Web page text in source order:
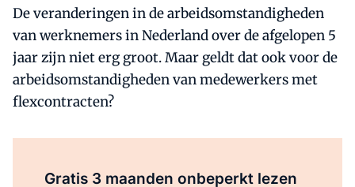
De veranderingen in de arbeidsomstandigheden
van werknemers in Nederland over de afgelopen 5
jaar zijn niet erg groot. Maar geldt dat ook voor de
arbeidsomstandigheden van medewerkers met
flexcontracten?
Gratis 3 maanden onbeperkt lezen